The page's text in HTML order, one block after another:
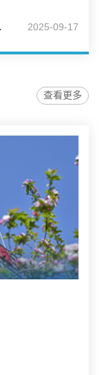
通知 2025-09-17
查看更多